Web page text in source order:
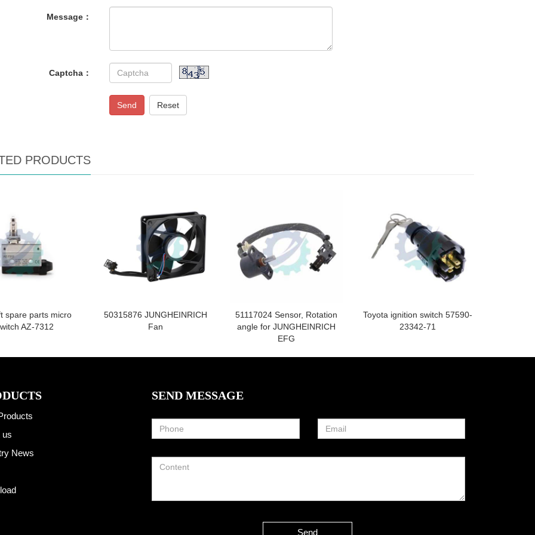
Message：
Captcha：
Send Reset
PRODUCTS
spare parts micro
AZ-7312
50315876 JUNGHEINRICH
Fan
51117024 Sensor, Rotation
angle for JUNGHEINRICH
EFG
Toyota ignition switch 57590-
23342-71
us
News
SEND MESSAGE
Send